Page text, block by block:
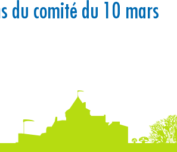
du comité du 10 mars